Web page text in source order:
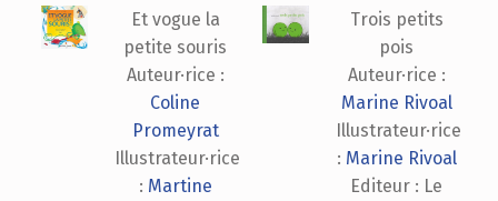
Et vogue la
petite souris
Auteur·rice :
Coline
Promeyrat
Illustrateur·rice
: Martine
Trois petits
pois
Auteur·rice :
Marine Rivoal
Illustrateur·rice
: Marine Rivoal
Editeur : Le